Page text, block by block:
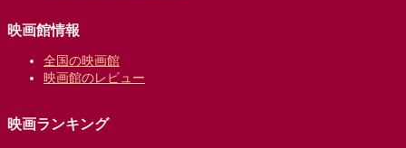
映画館情報
全国の映画館
映画館のレビュー
映画ランキング